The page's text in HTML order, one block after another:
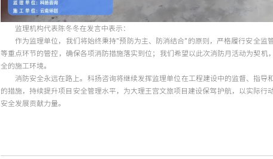
监理机构代表陈冬冬在发言中表示：
作为监理单位，我们将始终秉持"预防为主、防消结合"的原则，严格履行安全监
等重点环节的管控，确保各项消防措施落实到位；我们希望以此次消防月活动为契机
全的施工环境。
消防安全永远在路上。科扬咨询将继续发挥监理单位在工程建设中的监督、指导
的措施，持续提升项目安全管理水平，为大理王宫文旅项目建设保驾护航，以实际行
安全发展贡献力量。